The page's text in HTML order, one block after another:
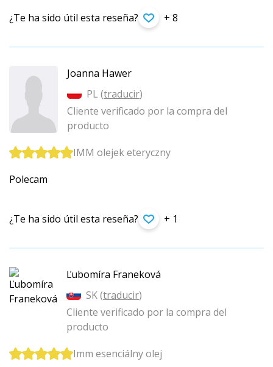
¿Te ha sido útil esta reseña? + 8
Joanna Hawer
PL (traducir)
Cliente verificado por la compra del
producto
IMM olejek eteryczny
Polecam
¿Te ha sido útil esta reseña? + 1
Ľubomíra Franeková
SK (traducir)
Cliente verificado por la compra del
producto
Imm esenciálny olej